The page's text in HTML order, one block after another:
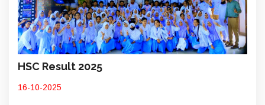
HSC Result 2025
16-10-2025